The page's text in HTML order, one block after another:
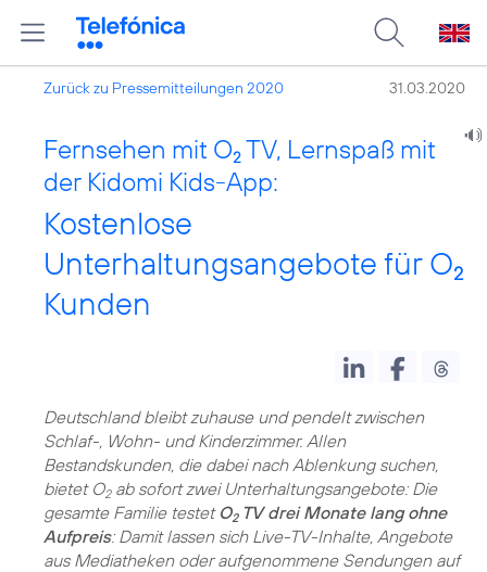
Zurück zu Pressemitteilungen 2020 31.03.2020
Fernsehen mit O2 TV, Lernspaß mit
der Kidomi Kids-App:
Kostenlose
Unterhaltungsangebote für O2
Kunden
Deutschland bleibt zuhause und pendelt zwischen
Schlaf-, Wohn- und Kinderzimmer. Allen
Bestandskunden, die dabei nach Ablenkung suchen,
bietet O2ab sofort zwei Unterhaltungsangebote: Die
gesamte Familie testet O2TV drei Monate lang ohne
Aufpreis: Damit lassen sich Live-TV-Inhalte, Angebote
aus Mediatheken oder aufgenommene Sendungen auf